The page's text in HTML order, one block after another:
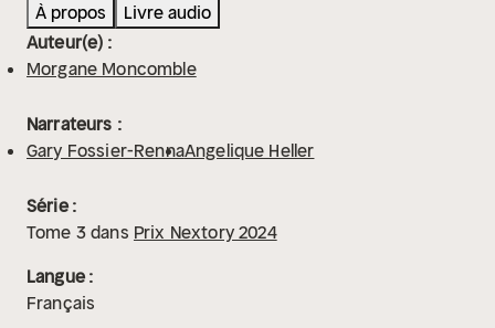
À propos
Livre audio
Auteur(e) :
Morgane Moncomble
Narrateurs :
Gary Fossier-RennaAngelique Heller
Série :
Tome 3dans Prix Nextory 2024
Langue :
Français